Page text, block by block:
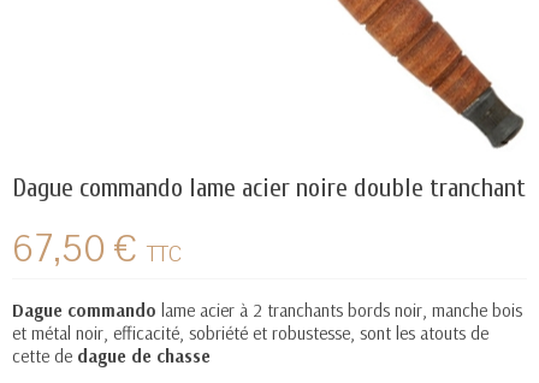
Dague commando lame acier noire double tranchant
67,50 € TTC
Dague commando lame acier à 2 tranchants bords noir, manche bois
et métal noir, efficacité, sobriété et robustesse, sont les atouts de
cette de dague de chasse